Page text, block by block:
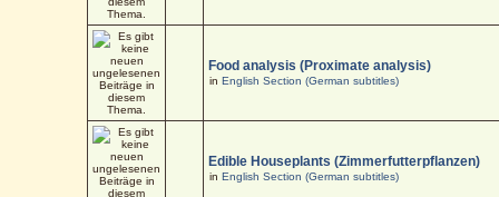
Food analysis (Proximate analysis)
inEnglish Section (German subtitles)
Edible Houseplants (Zimmerfutterpflanzen)
inEnglish Section (German subtitles)